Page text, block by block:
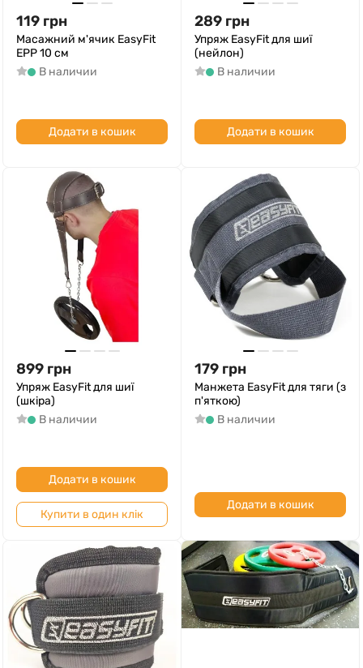
119 грн
Масажний м'ячик EasyFit
EPP 10 см
В наличии
Додати в кошик
289 грн
Упряж EasyFit для шиї
(нейлон)
В наличии
Додати в кошик
899 грн
Упряж EasyFit для шиї
(шкіра)
В наличии
Додати в кошик
Купити в один клік
179 грн
Манжета EasyFit для тяги (з
п'яткою)
В наличии
Додати в кошик